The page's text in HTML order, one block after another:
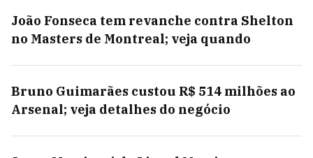
João Fonseca tem revanche contra Shelton
no Masters de Montreal; veja quando
Bruno Guimarães custou R$ 514 milhões ao
Arsenal; veja detalhes do negócio